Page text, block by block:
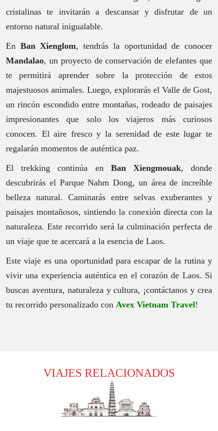
cristalinas te invitarán a descansar y disfrutar de un
entorno natural inigualable.
En Ban Xienglom, tendrás la oportunidad de conocer
Mandalao, un proyecto de conservación de elefantes que
te permitirá aprender sobre la protección de estos
majestuosos animales. Luego, explorarás el Valle de Gost,
un rincón escondido entre montañas, rodeado de paisajes
impresionantes que solo los viajeros más curiosos
conocen. El aire fresco y la serenidad de este lugar te
regalarán momentos de auténtica paz.
El trekking continúa en Ban Xiengmouak, donde
descubrirás el Parque Nahm Dong, un área de increíble
belleza natural. Caminarás entre selvas exuberantes y
paisajes montañosos, sintiendo la conexión directa con la
naturaleza. Este recorrido será la culminación perfecta de
un viaje que te acercará a la esencia de Laos.
Este viaje es una oportunidad para escapar de la rutina y
vivir una experiencia auténtica en el corazón de Laos. Si
buscas aventura, naturaleza y cultura, ¡contáctanos y crea
tu recorrido personalizado con Avex Vietnam Travel!
VIAJES RELACIONADOS